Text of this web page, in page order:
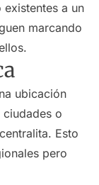
a un
marcando
ubicación
ciudades o
Esto
pero